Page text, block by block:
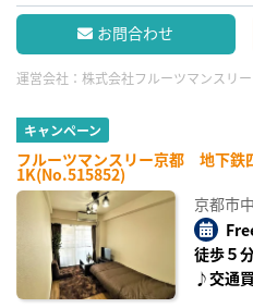
お問合わせ
運営会社： 株式会社フルーツマンスリー
キャンペーン
フルーツマンスリー京都 地下鉄
1K(No.515852)
京都市
徒歩５
♪交通